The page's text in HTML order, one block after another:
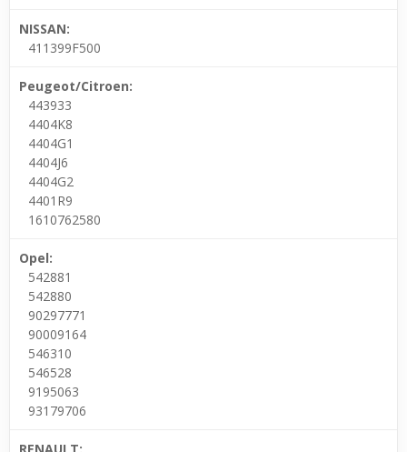
NISSAN:
411399F500
Peugeot/Citroen:
443933
4404K8
4404G1
4404J6
4404G2
4401R9
1610762580
Opel:
542881
542880
90297771
90009164
546310
546528
9195063
93179706